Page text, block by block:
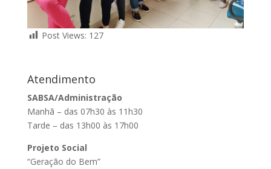
Post Views: 127
Atendimento
SABSA/Administração
Manhã – das 07h30 às 11h30
Tarde – das 13h00 às 17h00
Projeto Social
“Geração do Bem”